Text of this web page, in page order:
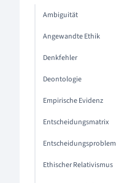
Ambiguität
Angewandte Ethik
Denkfehler
Deontologie
Empirische Evidenz
Entscheidungsmatrix
Entscheidungsproblem
Ethischer Relativismus